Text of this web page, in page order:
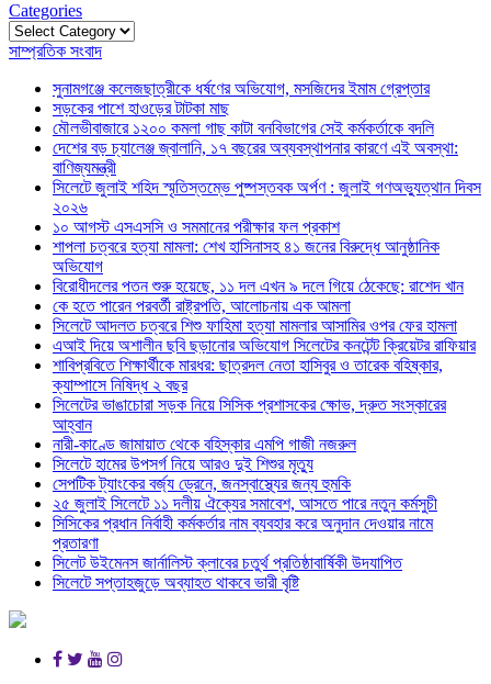
Categories
Categories
সাম্প্রতিক সংবাদ
সুনামগঞ্জে কলেজছাত্রীকে ধর্ষণের অভিযোগ, মসজিদের ইমাম গ্রেপ্তার
সড়কের পাশে হাওড়ের টাটকা মাছ
মৌলভীবাজারে ১২০০ কমলা গাছ কাটা বনবিভাগের সেই কর্মকর্তাকে বদলি
দেশের বড় চ্যালেঞ্জ জ্বালানি, ১৭ বছরের অব্যবস্থাপনার কারণে এই অবস্থা:
বাণিজ্যমন্ত্রী
সিলেটে জুলাই শহিদ স্মৃতিস্তম্ভে পুষ্পস্তবক অর্পণ : জুলাই গণঅভ্যুত্থান দিবস
২০২৬
১০ আগস্ট এসএসসি ও সমমানের পরীক্ষার ফল প্রকাশ
শাপলা চত্বরে হত্যা মামলা: শেখ হাসিনাসহ ৪১ জনের বিরুদ্ধে আনুষ্ঠানিক
অভিযোগ
বিরোধীদলের পতন শুরু হয়েছে, ১১ দল এখন ৯ দলে গিয়ে ঠেকেছে: রাশেদ খান
কে হতে পারেন পরবর্তী রাষ্ট্রপতি, আলোচনায় এক আমলা
সিলেটে আদলত চত্বরে শিশু ফাহিমা হত্যা মামলার আসামির ওপর ফের হামলা
এআই দিয়ে অশালীন ছবি ছড়ানোর অভিযোগ সিলেটের কনটেন্ট ক্রিয়েটর রাফিয়ার
শাবিপ্রবিতে শিক্ষার্থীকে মারধর: ছাত্রদল নেতা হাসিবুর ও তারেক বহিষ্কার,
ক্যাম্পাসে নিষিদ্ধ ২ বছর
সিলেটের ভাঙাচোরা সড়ক নিয়ে সিসিক প্রশাসকের ক্ষোভ, দ্রুত সংস্কারের
আহ্বান
নারী-কাণ্ডে জামায়াত থেকে বহিস্কার এমপি গাজী নজরুল
সিলেটে হামের উপসর্গ নিয়ে আরও দুই শিশুর মৃত্যু
সেপটিক ট্যাংকের বর্জ্য ড্রেনে, জনস্বাস্থ্যের জন্য হুমকি
২৫ জুলাই সিলেটে ১১ দলীয় ঐক্যের সমাবেশ, আসতে পারে নতুন কর্মসুচী
সিসিকের প্রধান নির্বাহী কর্মকর্তার নাম ব্যবহার করে অনুদান দেওয়ার নামে
প্রতারণা
সিলেট উইমেনস জার্নালিস্ট ক্লাবের চতুর্থ প্রতিষ্ঠাবার্ষিকী উদযাপিত
সিলেটে সপ্তাহজুড়ে অব্যাহত থাকবে ভারী বৃষ্টি